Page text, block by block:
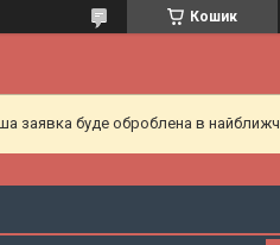
Кошик
заявка буде оброблена в